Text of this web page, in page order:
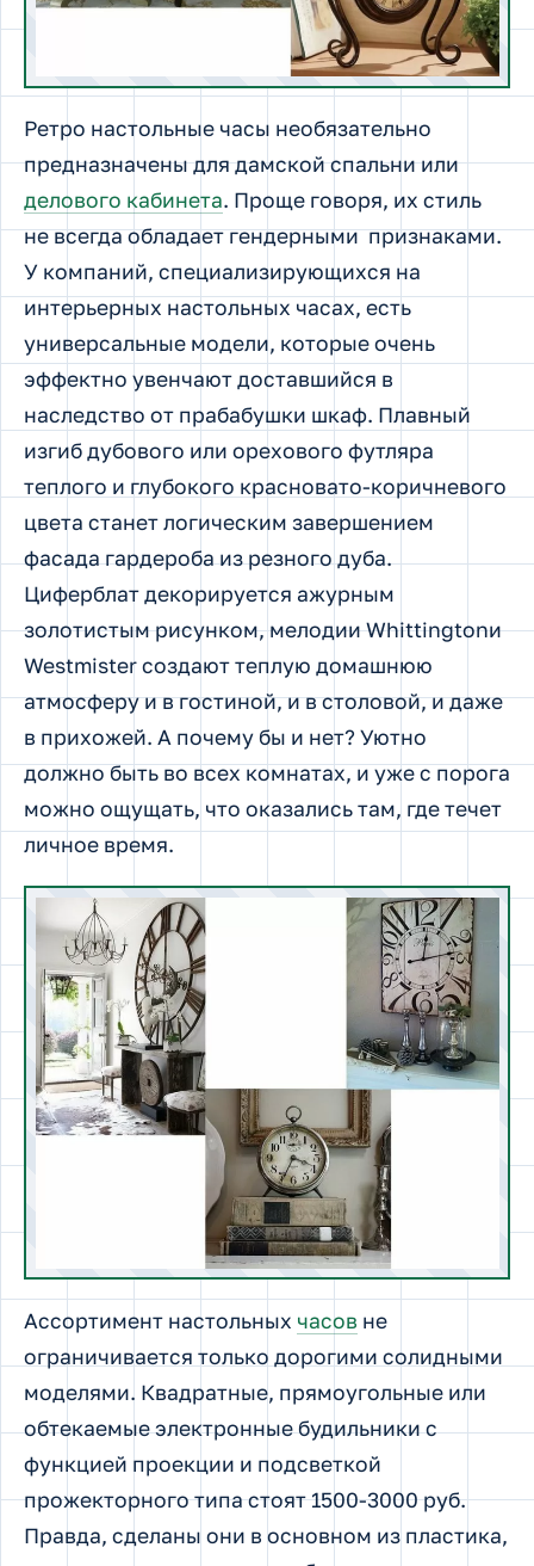
Ретро настольные часы необязательно
предназначены для дамской спальни или
делового кабинета. Проще говоря, их стиль
не всегда обладает гендерными признаками.
У компаний, специализирующихся на
интерьерных настольных часах, есть
универсальные модели, которые очень
эффектно увенчают доставшийся в
наследство от прабабушки шкаф. Плавный
изгиб дубового или орехового футляра
теплого и глубокого красновато-коричневого
цвета станет логическим завершением
фасада гардероба из резного дуба.
Циферблат декорируется ажурным
золотистым рисунком, мелодии Whittingtonи
Westmister создают теплую домашнюю
атмосферу и в гостиной, и в столовой, и даже
в прихожей. А почему бы и нет? Уютно
должно быть во всех комнатах, и уже с порога
можно ощущать, что оказались там, где течет
личное время.
Ассортимент настольных часов не
ограничивается только дорогими солидными
моделями. Квадратные, прямоугольные или
обтекаемые электронные будильники с
функцией проекции и подсветкой
прожекторного типа стоят 1500-3000 руб.
Правда, сделаны они в основном из пластика,